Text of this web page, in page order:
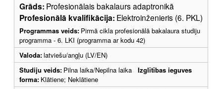
Grāds: Profesionālais bakalaurs adaptronikā
Profesionālā kvalifikācija: Elektroinženieris (6. PKL)
Programmas veids: Pirmā cikla profesionālā bakalaura studiju
programma - 6. LKI (programma ar kodu 42)
Valoda:latviešu/angļu (LV/EN)
Studiju veids: Pilna laika/Nepilna laika Izglītības ieguves
forma: Klātiene; Neklātiene